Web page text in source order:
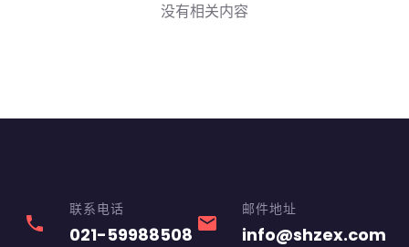
没有相关内容
phone
联系电话
021-59988508 email
邮件地址
info@shzex.com